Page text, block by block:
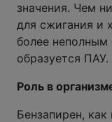
значения. Чем
для сжигания и
более неполным
образуется ПАУ.
Роль в
Бензапирен,